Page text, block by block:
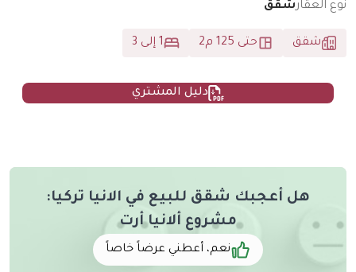
نوع العقارشقق
شقق حتى 125 م2 1 إلى 3
دليل المشتري
هل أعجبك شقق للبيع في الانيا تركيا:
مشروع ألانيا أرت
نعم، أعطني عرضاً خاصاً